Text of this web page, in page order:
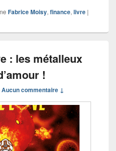
Fabrice Moisy, finance, livre |
: les métalleux
!
Aucun commentaire ↓